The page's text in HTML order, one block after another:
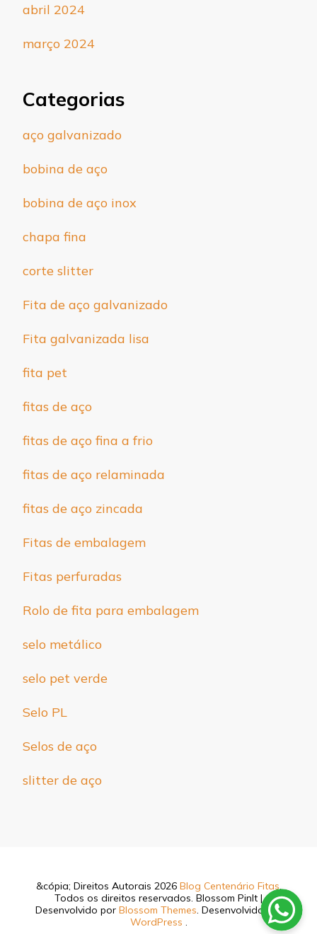
abril 2024
março 2024
Categorias
aço galvanizado
bobina de aço
bobina de aço inox
chapa fina
corte slitter
Fita de aço galvanizado
Fita galvanizada lisa
fita pet
fitas de aço
fitas de aço fina a frio
fitas de aço relaminada
fitas de aço zincada
Fitas de embalagem
Fitas perfuradas
Rolo de fita para embalagem
selo metálico
selo pet verde
Selo PL
Selos de aço
slitter de aço
&cópia; Direitos Autorais 2026 Blog Centenário Fitas.
Todos os direitos reservados. Blossom PinIt |
Desenvolvido por Blossom Themes. Desenvolvido por
WordPress .